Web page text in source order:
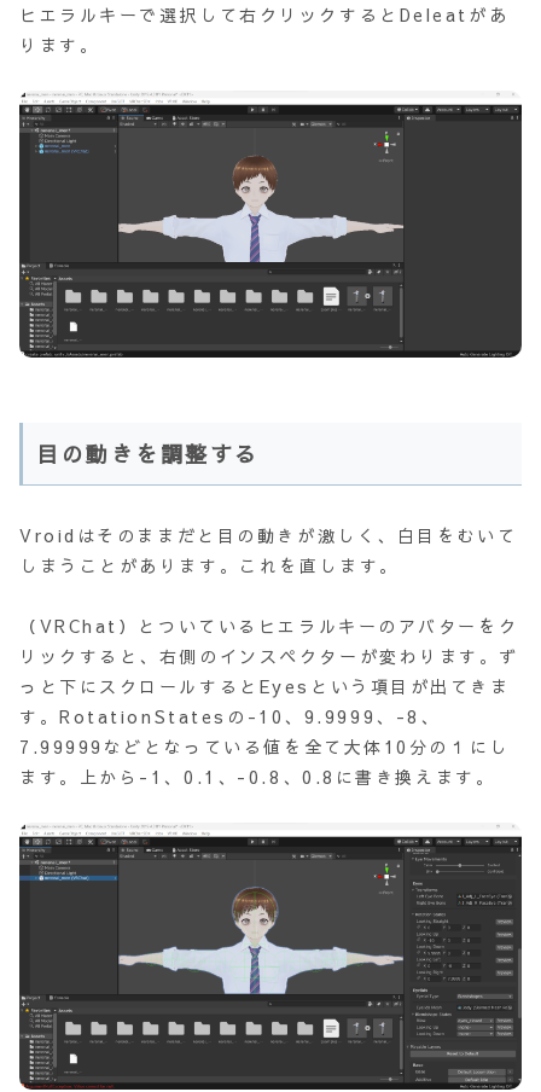
ヒエラルキーで選択して右クリックするとDeleatがあ
ります。
目の動きを調整する
Vroidはそのままだと目の動きが激しく、白目をむいて
しまうことがあります。これを直します。
（VRChat）とついているヒエラルキーのアバターをク
リックすると、右側のインスペクターが変わります。ず
っと下にスクロールするとEyesという項目が出てきま
す。RotationStatesの-10、9.9999、-8、
7.99999などとなっている値を全て大体10分の１にし
ます。上から-1、0.1、-0.8、0.8に書き換えます。